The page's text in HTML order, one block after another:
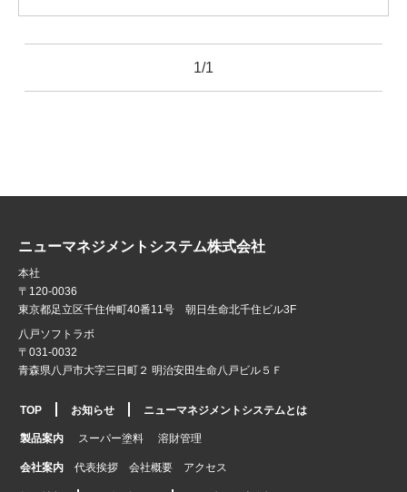
1/1
ニューマネジメントシステム株式会社
本社
〒120-0036
東京都足立区千住仲町40番11号 朝日生命北千住ビル3F
八戸ソフトラボ
〒031-0032
青森県八戸市大字三日町２ 明治安田生命八戸ビル５Ｆ
TOP お知らせ ニューマネジメントシステムとは
製品案内 スーパー塗料 溶財管理
会社案内 代表挨拶 会社概要 アクセス